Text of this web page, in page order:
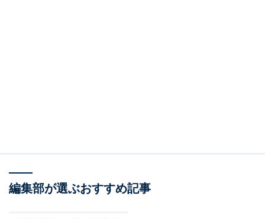
編集部が選ぶおすすめ記事